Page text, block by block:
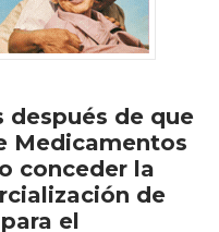
después de que
Medicamentos
conceder la
de
el